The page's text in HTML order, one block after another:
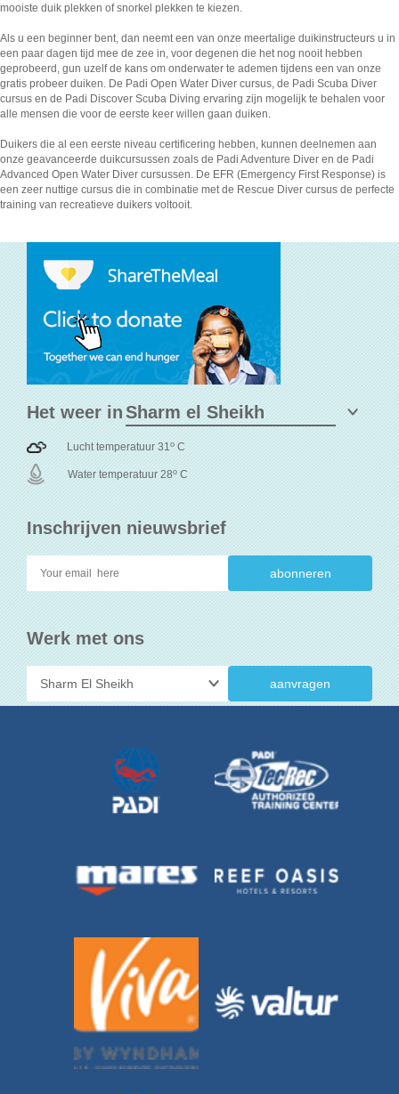
mooiste duik plekken of snorkel plekken te kiezen.
Als u een beginner bent, dan neemt een van onze meertalige duikinstructeurs u in
een paar dagen tijd mee de zee in, voor degenen die het nog nooit hebben
geprobeerd, gun uzelf de kans om onderwater te ademen tijdens een van onze
gratis probeer duiken. De Padi Open Water Diver cursus, de Padi Scuba Diver
cursus en de Padi Discover Scuba Diving ervaring zijn mogelijk te behalen voor
alle mensen die voor de eerste keer willen gaan duiken.
Duikers die al een eerste niveau certificering hebben, kunnen deelnemen aan
onze geavanceerde duikcursussen zoals de Padi Adventure Diver en de Padi
Advanced Open Water Diver cursussen. De EFR (Emergency First Response) is
een zeer nuttige cursus die in combinatie met de Rescue Diver cursus de perfecte
training van recreatieve duikers voltooit.
Inschrijven nieuwsbrief
Werk met ons
aanvragen
Het weer in
Lucht temperatuur 31o C
Water temperatuur 28o C